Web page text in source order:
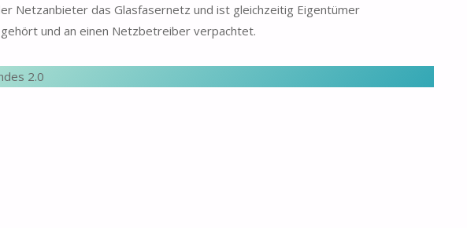
Netzanbieter das Glasfasernetz und ist gleichzeitig Eigentümer
und an einen Netzbetreiber verpachtet.
2.0